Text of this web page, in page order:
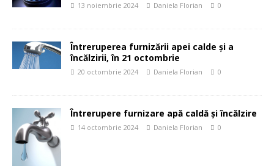
13 noiembrie 2024 Daniela Florian 0
Întreruperea furnizării apei calde și a
încălzirii, în 21 octombrie
20 octombrie 2024 Daniela Florian 0
Întrerupere furnizare apă caldă și încălzire
14 octombrie 2024 Daniela Florian 0